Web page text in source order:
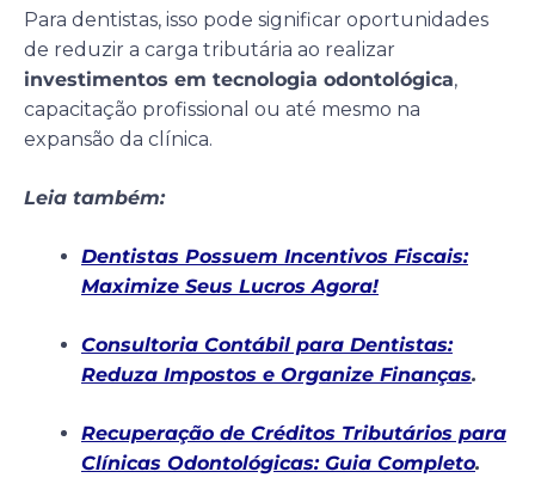
Para dentistas, isso pode significar oportunidades
de reduzir a carga tributária ao realizar
investimentos em tecnologia odontológica,
capacitação profissional ou até mesmo na
expansão da clínica.
Leia também:
Dentistas Possuem Incentivos Fiscais:
Maximize Seus Lucros Agora!
Consultoria Contábil para Dentistas:
Reduza Impostos e Organize Finanças.
Recuperação de Créditos Tributários para
Clínicas Odontológicas: Guia Completo.